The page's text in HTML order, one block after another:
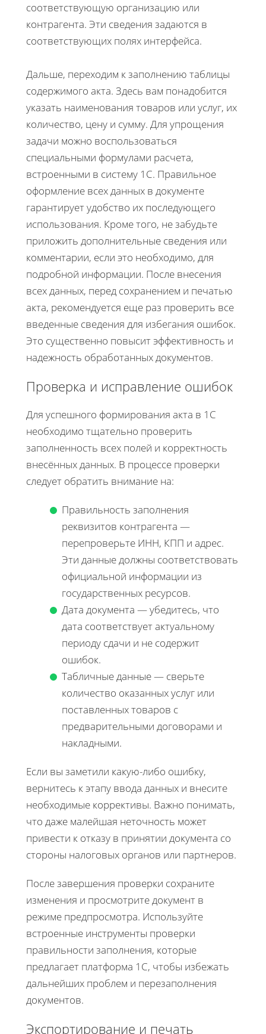
соответствующую организацию или
контрагента. Эти сведения задаются в
соответствующих полях интерфейса.
Дальше, переходим к заполнению таблицы
содержимого акта. Здесь вам понадобится
указать наименования товаров или услуг, их
количество, цену и сумму. Для упрощения
задачи можно воспользоваться
специальными формулами расчета,
встроенными в систему 1С. Правильное
оформление всех данных в документе
гарантирует удобство их последующего
использования. Кроме того, не забудьте
приложить дополнительные сведения или
комментарии, если это необходимо, для
подробной информации. После внесения
всех данных, перед сохранением и печатью
акта, рекомендуется еще раз проверить все
введенные сведения для избегания ошибок.
Это существенно повысит эффективность и
надежность обработанных документов.
Проверка и исправление ошибок
Для успешного формирования акта в 1С
необходимо тщательно проверить
заполненность всех полей и корректность
внесённых данных. В процессе проверки
следует обратить внимание на:
Правильность заполнения
реквизитов контрагента —
перепроверьте ИНН, КПП и адрес.
Эти данные должны соответствовать
официальной информации из
государственных ресурсов.
Дата документа — убедитесь, что
дата соответствует актуальному
периоду сдачи и не содержит
ошибок.
Табличные данные — сверьте
количество оказанных услуг или
поставленных товаров с
предварительными договорами и
накладными.
Если вы заметили какую-либо ошибку,
вернитесь к этапу ввода данных и внесите
необходимые коррективы. Важно понимать,
что даже малейшая неточность может
привести к отказу в принятии документа со
стороны налоговых органов или партнеров.
После завершения проверки сохраните
изменения и просмотрите документ в
режиме предпросмотра. Используйте
встроенные инструменты проверки
правильности заполнения, которые
предлагает платформа 1С, чтобы избежать
дальнейших проблем и перезаполнения
документов.
Экспортирование и печать